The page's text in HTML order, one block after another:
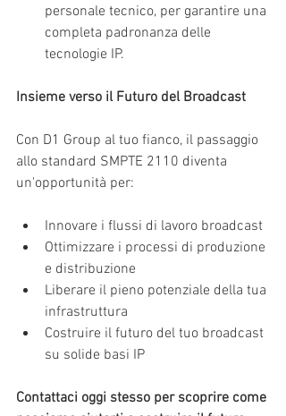
personale tecnico, per garantire una
completa padronanza delle
tecnologie IP.
Insieme verso il Futuro del Broadcast
Con D1 Group al tuo fianco, il passaggio
allo standard SMPTE 2110 diventa
un'opportunità per:
Innovare i flussi di lavoro broadcast
Ottimizzare i processi di produzione
e distribuzione
Liberare il pieno potenziale della tua
infrastruttura
Costruire il futuro del tuo broadcast
su solide basi IP
Contattaci oggi stesso per scoprire come